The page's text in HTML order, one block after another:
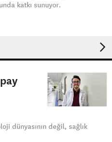
katkı sunuyor.
dünyasının değil, sağlık